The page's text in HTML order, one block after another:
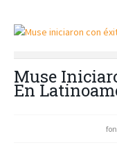
Muse
En